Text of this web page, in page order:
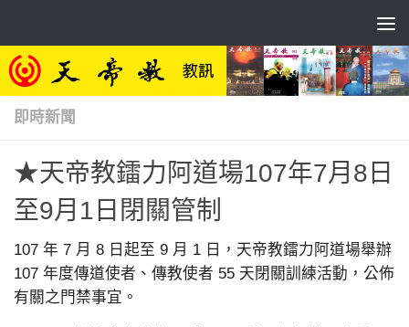
即時新聞
★天帝教鐳力阿道場107年7月8日
至9月1日閉關管制
107 年 7 月 8 日起至 9 月 1 日，天帝教鐳力阿道場舉辦
107 年度傳道使者、傳教使者 55 天閉關訓練活動，公佈
有關之門禁事宜。